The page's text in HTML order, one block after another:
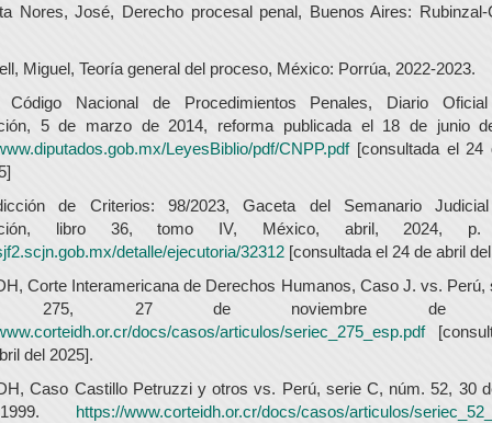
Nores, José, Derecho procesal penal, Buenos Aires: Rubinzal-
Miguel, Teoría general del proceso, México: Porrúa, 2022-2023.
Código Nacional de Procedimientos Penales, Diario
5 de marzo de 2014, reforma publicada el 18 de junio
LeyesBiblio/pdf/CNPP.pdf[consultada el 24
de Criterios: 98/2023, Gaceta del Semanario
libro 36, tomo IV, México, abril, 2024, p.
detalle/ejecutoria/32312 [consultada el 24 de abril
Corte Interamericana de Derechos Humanos, Caso J. vs. Perú,
275, 27 de noviembre de
docs/casos/articulos/seriec_275_esp.pdf
del 2025].
Caso Castillo Petruzzi y otros vs. Perú, serie C, núm. 52, 30
https://www.corteidh.or.cr/docs/casos/articulos/